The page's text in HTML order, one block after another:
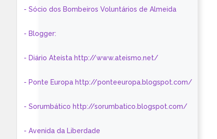
- Sócio dos Bombeiros Voluntários de Almeida
- Blogger:
- Diário Ateísta http://www.ateismo.net/
- Ponte Europa http://ponteeuropa.blogspot.com/
- Sorumbático http://sorumbatico.blogspot.com/
- Avenida da Liberdade